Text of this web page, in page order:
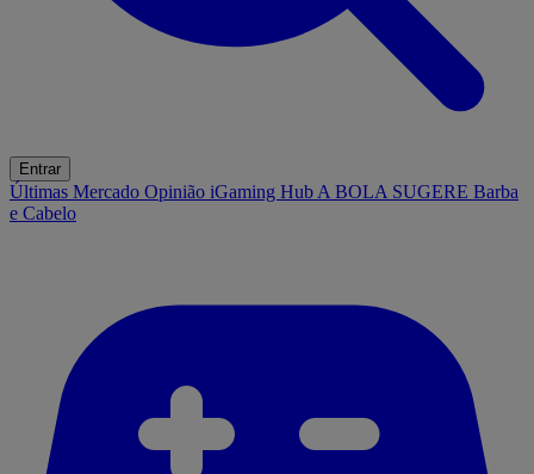
Entrar
Últimas Mercado Opinião iGaming Hub A BOLA SUGERE Barba
e Cabelo